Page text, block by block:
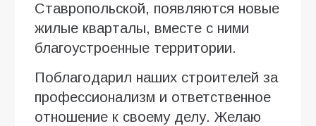
Ставропольской, появляются новые
жилые кварталы, вместе с ними
благоустроенные территории.
Поблагодарил наших строителей за
профессионализм и ответственное
отношение к своему делу. Желаю